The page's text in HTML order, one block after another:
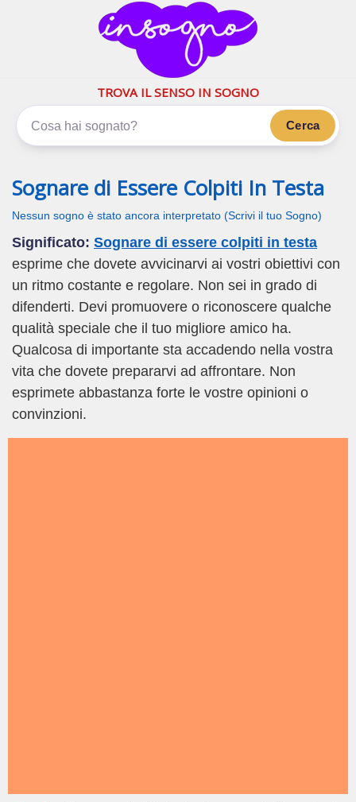
inSogno.com
I sogni significano di piùTROVA IL SENSO IN SOGNO
Cerca
Sognare di Essere Colpiti In Testa
Nessun sogno è stato ancora interpretato (Scrivi il tuo Sogno)
Significato: Sognare di essere colpiti in testa
esprime che dovete avvicinarvi ai vostri obiettivi con
un ritmo costante e regolare. Non sei in grado di
difenderti. Devi promuovere o riconoscere qualche
qualità speciale che il tuo migliore amico ha.
Qualcosa di importante sta accadendo nella vostra
vita che dovete prepararvi ad affrontare. Non
esprimete abbastanza forte le vostre opinioni o
convinzioni.